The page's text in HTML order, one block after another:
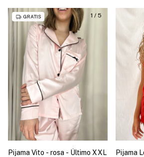
1 / 5
GRATIS
Pijama Vito - rosa - Último XXL Pijama